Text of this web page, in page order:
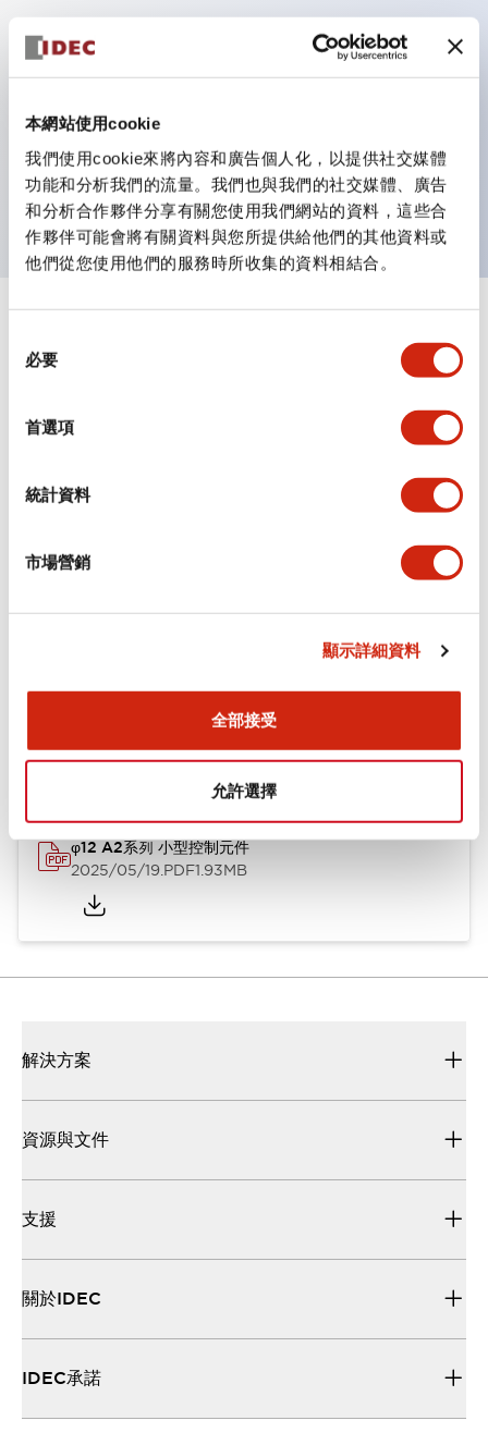
本網站使用cookie
我們使用cookie來將內容和廣告個人化，以提供社交媒體
功能和分析我們的流量。我們也與我們的社交媒體、廣告
和分析合作夥伴分享有關您使用我們網站的資料，這些合
作夥伴可能會將有關資料與您所提供給他們的其他資料或
他們從您使用他們的服務時所收集的資料相結合。
必要
首選項
統計資料
市場營銷
顯示詳細資料
全部接受
允許選擇
主要特點
作業性提升的背部端子方式，全系列統一22mm軸長的
平坦端子面。
UL・CSA認證品
環境規範
機械規格
安裝和安裝規範
型錄和宣傳手冊 CAD檔 認證與標準 技術文件
φ12 A2系列 小型控制元件
2025/05/19.PDF1.93MB
解決方案
資源與文件
支援
關於IDEC
IDEC承諾